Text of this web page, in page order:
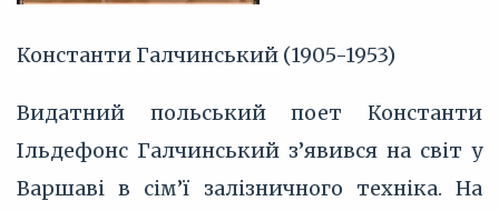
Константи Галчинський (1905-1953)
Видатний польський поет Константи
Ільдефонс Галчинський з’явився на світ у
Варшаві в сім’ї залізничного техніка. На